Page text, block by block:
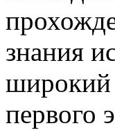
знания
широкий
первого